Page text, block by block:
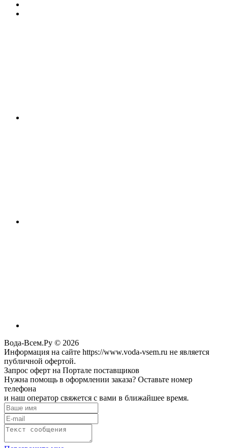
Вода-Всем.Ру © 2026
Информация на сайте https://www.voda-vsem.ru не является
публичной офертой.
Запрос оферт на Портале поставщиков
Нужна помощь в оформлении заказа? Оставьте номер
телефона
и наш оператор свяжется с вами в ближайшее время.